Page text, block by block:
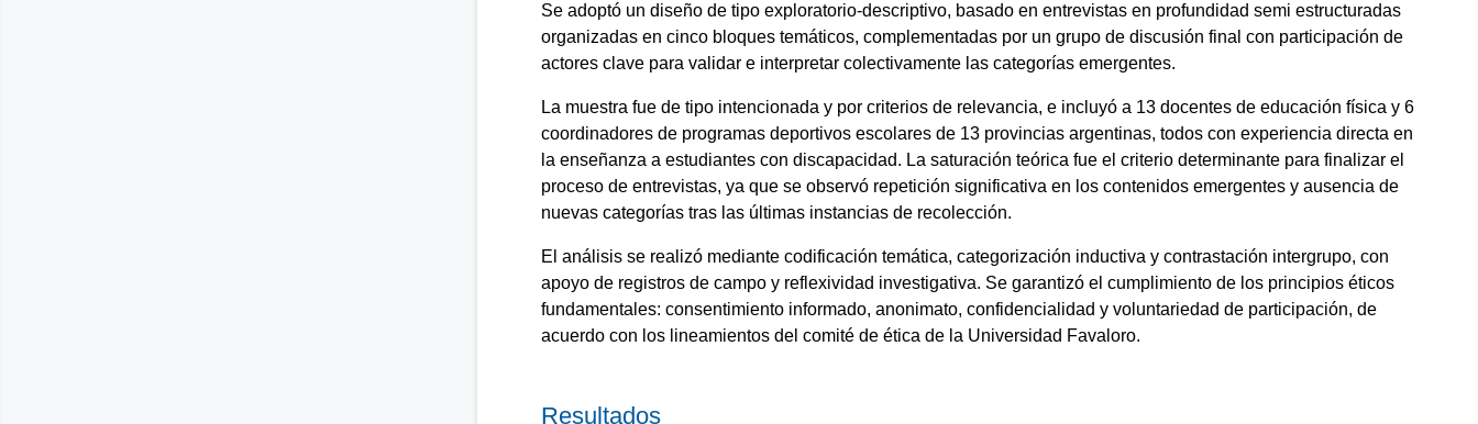
Se adoptó un diseño de tipo exploratorio-descriptivo, basado en entrevistas en profundidad semi estructuradas
organizadas en cinco bloques temáticos, complementadas por un grupo de discusión final con participación de
actores clave para validar e interpretar colectivamente las categorías emergentes.
La muestra fue de tipo intencionada y por criterios de relevancia, e incluyó a 13 docentes de educación física y 6
coordinadores de programas deportivos escolares de 13 provincias argentinas, todos con experiencia directa en
la enseñanza a estudiantes con discapacidad. La saturación teórica fue el criterio determinante para finalizar el
proceso de entrevistas, ya que se observó repetición significativa en los contenidos emergentes y ausencia de
nuevas categorías tras las últimas instancias de recolección.
El análisis se realizó mediante codificación temática, categorización inductiva y contrastación intergrupo, con
apoyo de registros de campo y reflexividad investigativa. Se garantizó el cumplimiento de los principios éticos
fundamentales: consentimiento informado, anonimato, confidencialidad y voluntariedad de participación, de
acuerdo con los lineamientos del comité de ética de la Universidad Favaloro.
Resultados